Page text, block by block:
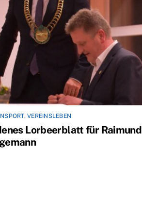
,VEREINSLEBEN
Lorbeerblatt für Raimund